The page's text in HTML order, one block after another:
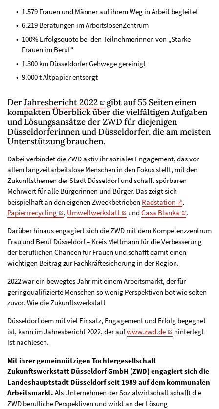
1.579 Frauen und Männer auf ihrem Weg in Arbeit begleitet
6.219 Beratungen im ArbeitslosenZentrum
100% Erfolgsquote bei den Teilnehmerinnen von „Starke
Frauen im Beruf“
1.300 km Düsseldorfer Gehwege gereinigt
9.000 t Altpapier entsorgt
DerJahresbericht 2022
gibt auf 55 Seiten einen
kompakten Überblick über die vielfältigen Aufgaben
und Lösungsansätze der ZWD für diejenigen
Düsseldorferinnen und Düsseldorfer, die am meisten
Unterstützung brauchen.
Dabei verbindet die ZWD aktiv ihr soziales Engagement, das vor
allem langzeitarbeitslose Menschen in den Fokus stellt, mit den
Zukunftsthemen der Stadt Düsseldorf und schafft spürbaren
Mehrwert für alle Bürgerinnen und Bürger. Das zeigt sich
beispielhaft an den eigenen Zweckbetrieben Radstation
,
Papierrrecycling
, Umweltwerkstatt undCasa Blanka
.
Darüber hinaus engagiert sich die ZWD mit dem Kompetenzzentrum
Frau und Beruf Düsseldorf – Kreis Mettmann für die Verbesserung
der beruflichen Chancen für Frauen und schafft damit einen
wichtigen Beitrag zur Fachkräftesicherung in der Region.
2022 war ein bewegtes Jahr mit einem Arbeitsmarkt, der für
geringqualifizierte Menschen so wenig Perspektiven bot wie selten
zuvor. Wie die Zukunftswerkstatt
Düsseldorf dem mit viel Einsatz, Engagement und Erfolg begegnet
ist, kann im Jahresbericht 2022, der aufwww.zwd.de
hinterlegt
ist nachlesen.
Mit ihrer gemeinnützigen Tochtergesellschaft
Zukunftswerkstatt Düsseldorf GmbH (ZWD) engagiert sich die
Landeshauptstadt Düsseldorf seit 1989 auf dem kommunalen
Arbeitsmarkt. Als Unternehmen der Sozialwirtschaft schafft die
ZWD berufliche Perspektiven und wirkt an der Lösung